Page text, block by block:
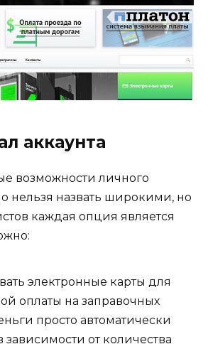
аккаунта
возможности личного
нельзя назвать широкими, но
каждая опция является
электронные карты для
оплаты на заправочных
просто автоматически
от количества